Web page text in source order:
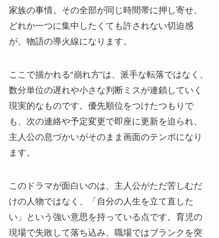
家族の事情。その全部が同じ時間帯に押し寄せ、
どれか一つに集中したくても許されない切迫感
が、物語の導火線になります。
ここで描かれる“崩れ方”は、派手な転落ではなく、
数分単位の遅れや小さな判断ミスが連鎖していく
現実的なものです。優先順位をつけたつもりで
も、次の連絡や予定変更で即座に更新を迫られ、
主人公の息づかいがそのまま画面のテンポになり
ます。
このドラマが面白いのは、主人公がただ苦しむだ
けの人物ではなく、「自分の人生を立て直した
い」という強い意思を持っている点です。育児の
現場で失敗して落ち込み、職場ではブランクを突